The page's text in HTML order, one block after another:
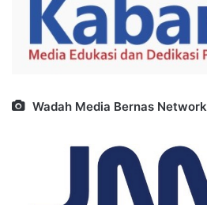
Wadah Media Bernas Network